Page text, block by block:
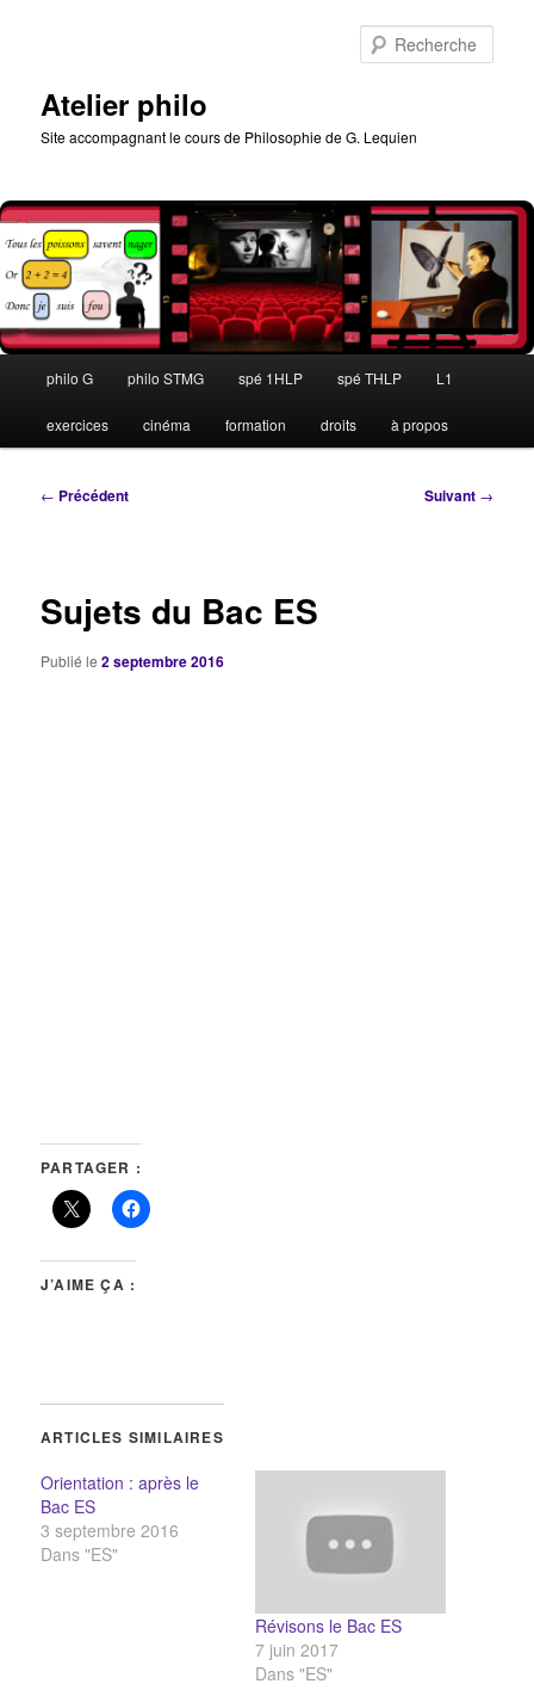
Atelier philo
Site accompagnant le cours de Philosophie de G. Lequien
principal
philo G philo STMG spé 1HLP spé THLP L1
exercices cinéma formation droits à propos
Navigation
← Précédent Suivant →
Sujets du Bac ES
Publié le2 septembre 2016
PARTAGER :
J’AIME ÇA :
ARTICLES SIMILAIRES
Orientation : après le
Bac ES
3 septembre 2016
Dans "ES"
Révisons le Bac ES
7 juin 2017
Dans "ES"